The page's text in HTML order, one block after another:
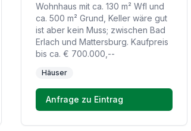
Wohnhaus mit ca. 130 m² Wfl und
ca. 500 m² Grund, Keller wäre gut
ist aber kein Muss; zwischen Bad
Erlach und Mattersburg. Kaufpreis
bis ca. € 700.000,--
Häuser
Anfrage zu Eintrag